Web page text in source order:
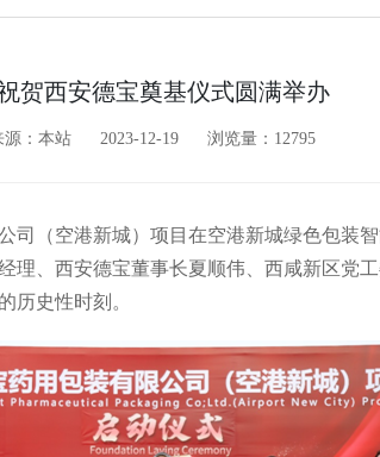
贺西安德宝奠基仪式圆满举办
源：本站 2023-12-19 浏览量：12795
司（空港新城）项目在空港新城绿色包装
理、西安德宝董事长夏顺伟、西咸新区党
历史性时刻。